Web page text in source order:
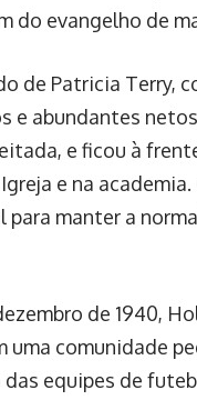
do evangelho de
de Patricia Terry,
e abundantes
e ficou à
e na
manter a
de 1940,
uma comunidade
equipes de